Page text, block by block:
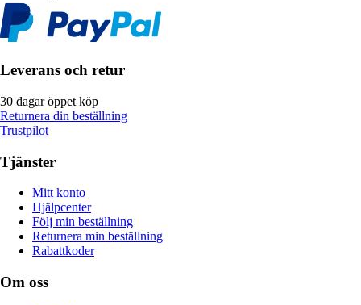
Leverans och retur
30 dagar öppet köp
Returnera din beställning
Trustpilot
Tjänster
Mitt konto
Hjälpcenter
Följ min beställning
Returnera min beställning
Rabattkoder
Om oss